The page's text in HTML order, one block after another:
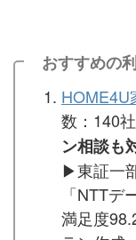
おすすめの
HOME4U
数：140
ン相談も
▶︎東証一
「NTTデ
満足度